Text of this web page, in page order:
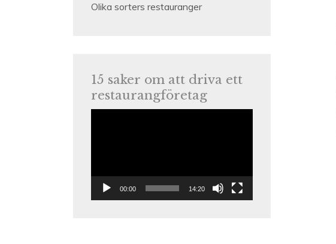
Olika sorters restauranger
15 saker om att driva ett
restaurangföretag
00:00 14:20